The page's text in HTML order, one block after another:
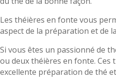
Les théières en fonte vous
aspect de la préparation et de
Si vous êtes un passionné de
ou deux théières en fonte. Ces
excellente préparation de thé